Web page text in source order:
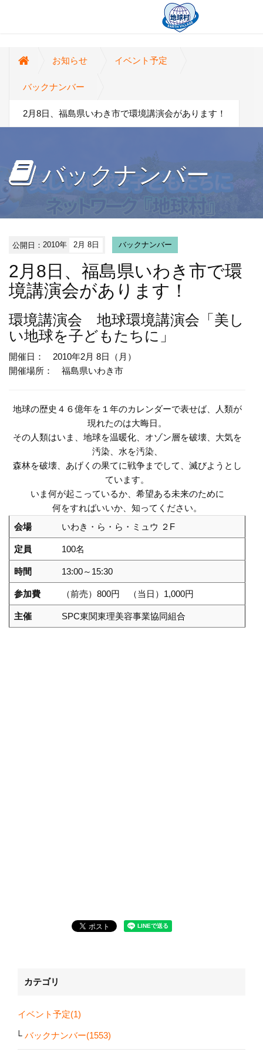
お知らせ イベント予定
バックナンバー
2月8日、福島県いわき市で環境講演会があります！
バックナンバー
公開日：2010年 2月 8日 バックナンバー
2月8日、福島県いわき市で環
境講演会があります！
環境講演会 地球環境講演会「美し
い地球を子どもたちに」
開催日： 2010年2月 8日（月）
開催場所： 福島県いわき市
地球の歴史４６億年を１年のカレンダーで表せば、人類が
現れたのは大晦日。
その人類はいま、地球を温暖化、オゾン層を破壊、大気を
汚染、水を汚染、
森林を破壊、あげくの果てに戦争までして、滅びようとし
ています。
いま何が起こっているか、希望ある未来のために
何をすればいいか、知ってください。
会場
いわき・ら・ら・ミュウ ２F
定員 100名
時間 13:00～15:30
参加費 （前売）800円 （当日）1,000円
主催 SPC東関東理美容事業協同組合
カテゴリ
イベント予定(1)
バックナンバー(1553)